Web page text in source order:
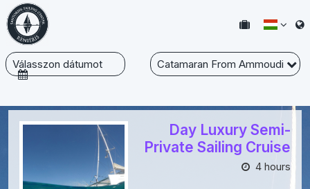
Válasszon dátumot Catamaran From Ammoudi
Day Luxury Semi-
Private Sailing Cruise
4 hours